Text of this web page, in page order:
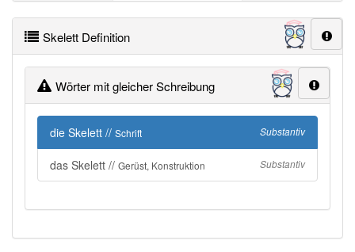
Plural:die Skelette
Duden geprüft: Skelett Duden
Skelett Wiktionary
Das Wort Skelett ist eine Ausnahme.
Wörter, die mit "-ett" enden, haben fast immer
Artikel:das.
DER:16Ausnahmen
Skelett Definition
Wörter mit gleicher Schreibung
die Skelett // Schrift Substantiv
das Skelett // Gerüst, Konstruktion Substantiv